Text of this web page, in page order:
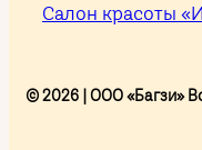
Салон красоты
© 2026 | ООО «Багзи»